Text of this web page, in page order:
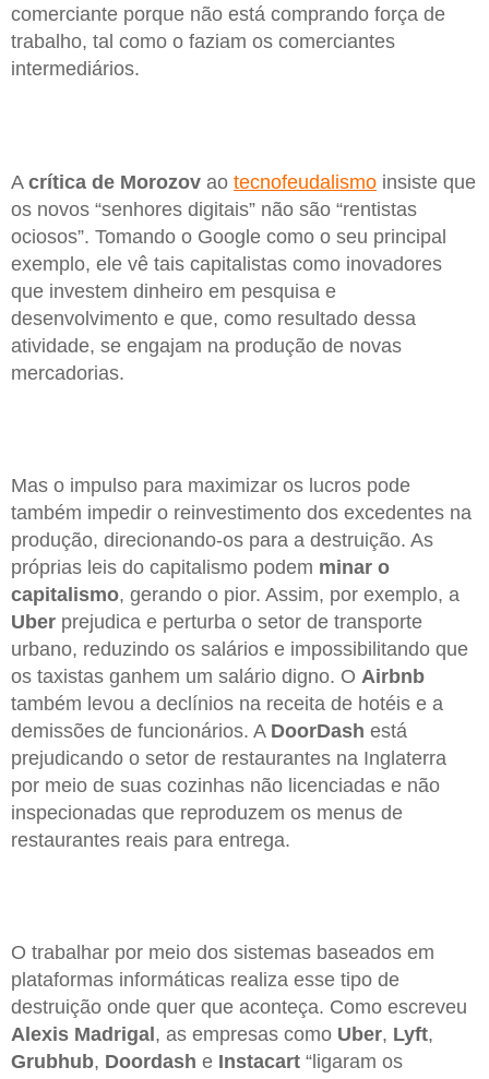
comerciante porque não está comprando força de
trabalho, tal como o faziam os comerciantes
intermediários.
A crítica de Morozov ao tecnofeudalismo insiste que
os novos “senhores digitais” não são “rentistas
ociosos”. Tomando o Google como o seu principal
exemplo, ele vê tais capitalistas como inovadores
que investem dinheiro em pesquisa e
desenvolvimento e que, como resultado dessa
atividade, se engajam na produção de novas
mercadorias.
Mas o impulso para maximizar os lucros pode
também impedir o reinvestimento dos excedentes na
produção, direcionando-os para a destruição. As
próprias leis do capitalismo podem minar o
capitalismo, gerando o pior. Assim, por exemplo, a
Uber prejudica e perturba o setor de transporte
urbano, reduzindo os salários e impossibilitando que
os taxistas ganhem um salário digno. O Airbnb
também levou a declínios na receita de hotéis e a
demissões de funcionários. A DoorDash está
prejudicando o setor de restaurantes na Inglaterra
por meio de suas cozinhas não licenciadas e não
inspecionadas que reproduzem os menus de
restaurantes reais para entrega.
O trabalhar por meio dos sistemas baseados em
plataformas informáticas realiza esse tipo de
destruição onde quer que aconteça. Como escreveu
Alexis Madrigal , as empresas como Uber, Lyft,
Grubhub, Doordash e Instacart “ligaram os